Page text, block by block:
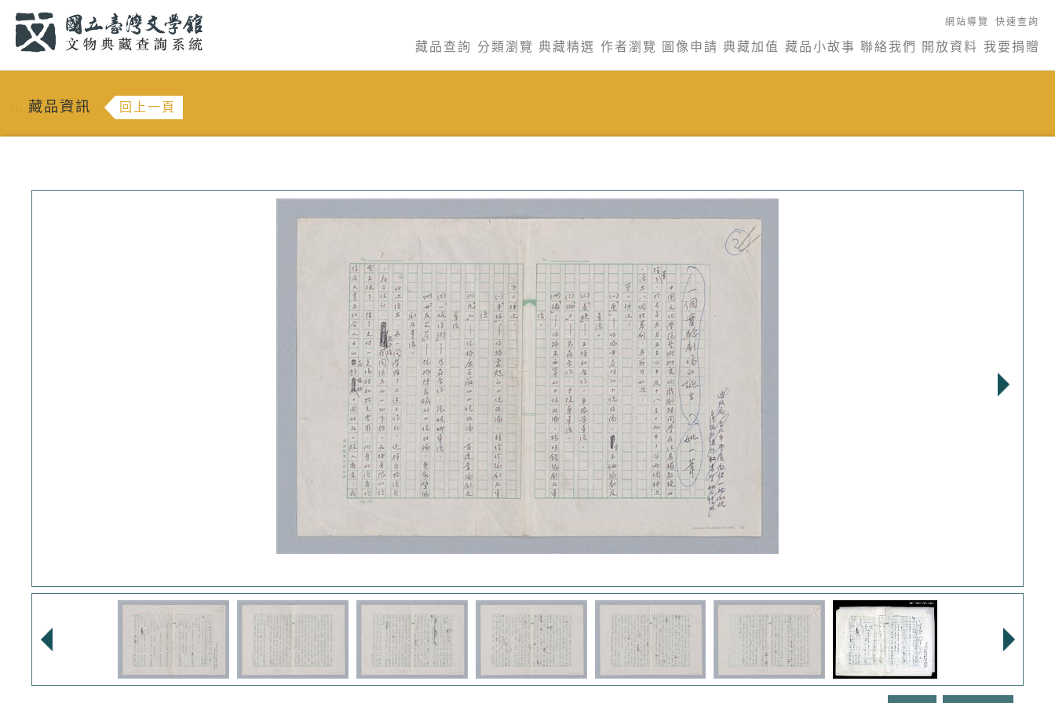
網站導覽 快速查詢
藏品查詢 分類瀏覽 典藏精選 作者瀏覽 圖像申請 典藏加值 藏品小故事 聯絡我們 開放資料 我要捐贈
::: 藏品資訊 回上一頁